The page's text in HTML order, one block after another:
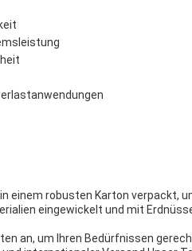
einem robusten Karton verpackt,
eingewickelt und mit
an, um Ihren Bedürfnissen